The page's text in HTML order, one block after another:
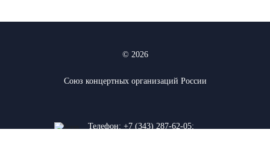
© 2026
Союз концертных организаций России
Телефон: +7 (343) 287-62-05;